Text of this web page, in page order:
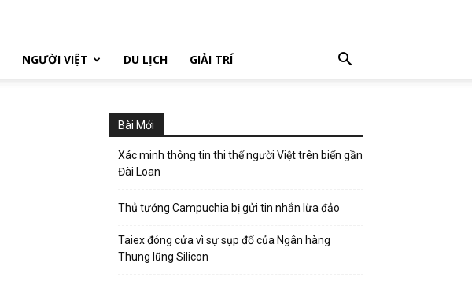
NGƯỜI VIỆT DU LỊCH GIẢI TRÍ
Bài Mới
Xác minh thông tin thi thể người Việt trên biển gần
Đài Loan
Thủ tướng Campuchia bị gửi tin nhắn lừa đảo
Taiex đóng cửa vì sự sụp đổ của Ngân hàng
Thung lũng Silicon